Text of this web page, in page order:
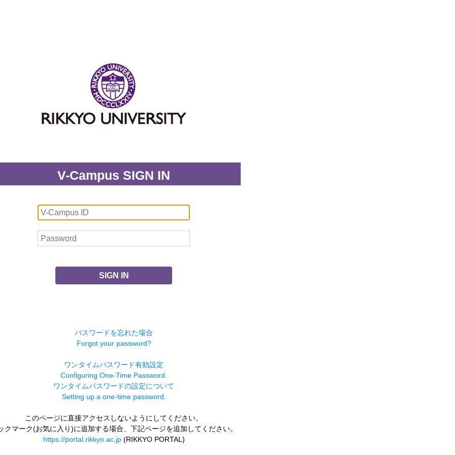
V-Campus SIGN IN
SIGN IN
パスワードを忘れた場合
Forgot your password?
ワンタイムパスワード有効設定
Configuring One-Time Password.
ワンタイムパスワードの設定について
Setting up a one-time password.
このページに直接アクセスしないようにしてください。
クマーク(お気に入り)に追加する場合、下記ページを追加してください。
https://portal.rikkyo.ac.jp(RIKKYO PORTAL)